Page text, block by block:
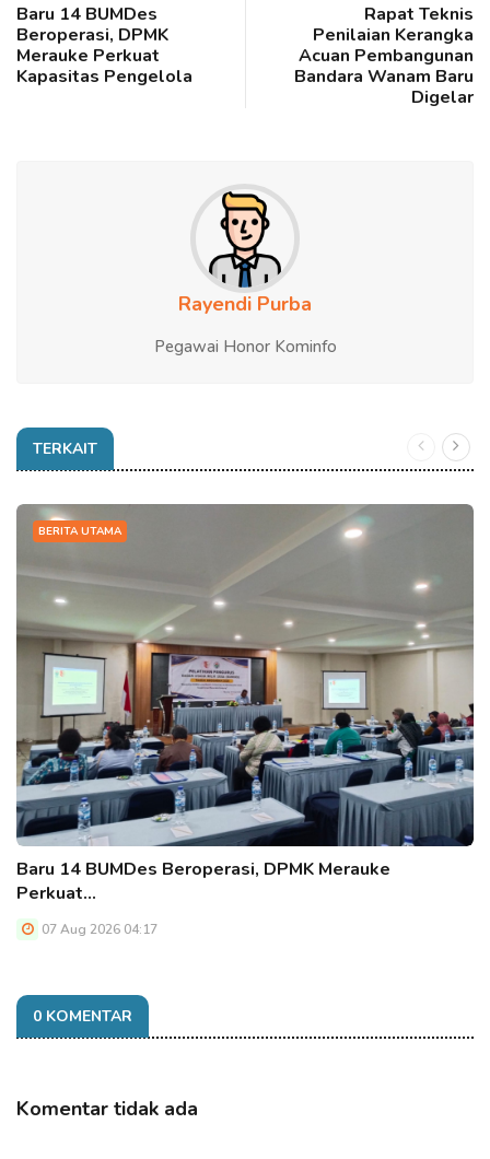
Baru 14 BUMDes
Beroperasi, DPMK
Merauke Perkuat
Kapasitas Pengelola
Rapat Teknis
Penilaian Kerangka
Acuan Pembangunan
Bandara Wanam Baru
Digelar
Rayendi Purba
Pegawai Honor Kominfo
TERKAIT
BERITA UTAMA
Baru 14 BUMDes Beroperasi, DPMK Merauke
Perkuat…
07 Aug 2026 04:17
0 KOMENTAR
Komentar tidak ada